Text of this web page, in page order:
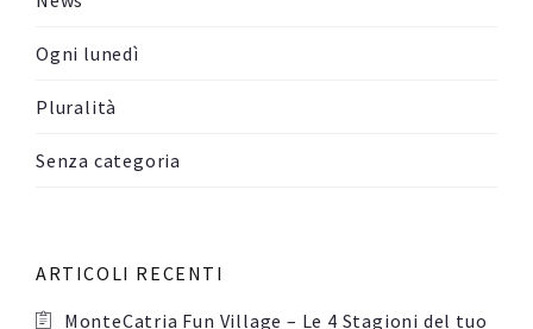
Ogni lunedì
Pluralità
Senza categoria
ARTICOLI RECENTI
MonteCatria Fun Village – Le 4 Stagioni del tuo